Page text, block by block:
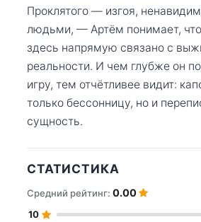
Проклятого — изгоя,
людьми, — Артём понимает,
здесь напрямую связано с
реальности. И чем глубже он
игру, тем отчётливее видит:
только бессонницу, но и
сущность.
СТАТИСТИКА
Средний рейтинг: 0.00
10